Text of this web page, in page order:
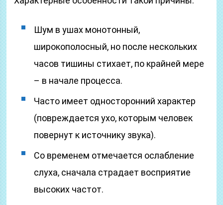
Шум в ушах монотонный,
широкополосный, но после нескольких
часов тишины стихает, по крайней мере
– в начале процесса.
Часто имеет односторонний характер
(повреждается ухо, которым человек
повернут к источнику звука).
Со временем отмечается ослабление
слуха, сначала страдает восприятие
высоких частот.